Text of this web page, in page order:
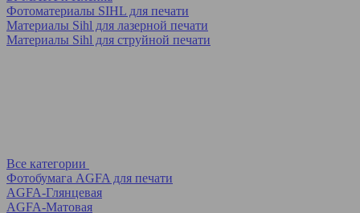
Фотоматериалы SIHL для печати
Материалы Sihl для лазерной печати
Материалы Sihl для струйной печати
Все категории
Фотобумага AGFA для печати
AGFA-Глянцевая
AGFA-Матовая